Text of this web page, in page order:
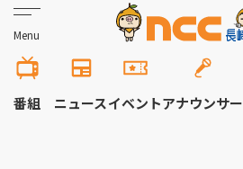
Menu
番組 ニュースイベントアナウンサー